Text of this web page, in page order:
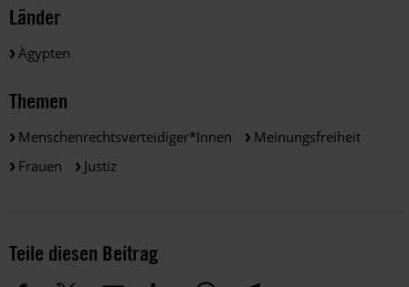
Länder
Ägypten
Themen
Menschenrechtsverteidiger*innen
Meinungsfreiheit
Frauen
Justiz
Teile diesen Beitrag